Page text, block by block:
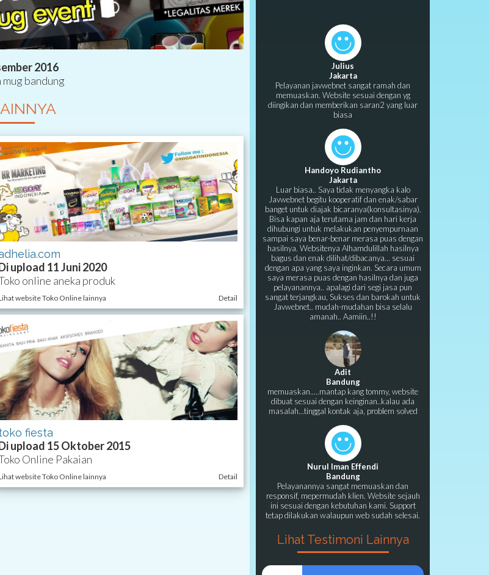
2016
bandung
upload 11 Juni 2020
online aneka produk
website Toko Online lainnya Detail
fiesta
upload 15 Oktober 2015
Online Pakaian
website Toko Online lainnya Detail
Julius
Jakarta
Pelayanan javwebnet sangat ramah dan
memuaskan. Website sesuai dengan yg
diingikan dan memberikan saran2 yang luar
biasa
Handoyo Rudiantho
Jakarta
Luar biasa.. Saya tidak menyangka kalo
Javwebnet begitu kooperatif dan enak/sabar
banget untuk diajak bicaranya(konsultasinya).
Bisa kapan aja terutama jam dan hari kerja
dihubungi untuk melakukan penyempurnaan
sampai saya benar-benar merasa puas dengan
hasilnya. Websitenya Alhamdulillah hasilnya
bagus dan enak dilihat/dibacanya... sesuai
dengan apa yang saya inginkan. Secara umum
saya merasa puas dengan hasilnya dan juga
pelayanannya.. apalagi dari segi jasa pun
sangat terjangkau, Sukses dan barokah untuk
Javwebnet.. mudah-mudahan bisa selalu
amanah.. Aamiin..!!
Adit
Bandung
memuaskan.....mantap kang tommy, website
dibuat sesuai dengan keinginan..kalau ada
masalah...tinggal kontak aja, problem solved
Nurul Iman Effendi
Bandung
Pelayanannya sangat memuaskan dan
responsif, mepermudah klien. Website sejauh
ini sesuai dengan kebutuhan kami. Support
tetap dilakukan walaupun web sudah selesai.
Lihat Testimoni Lainnya